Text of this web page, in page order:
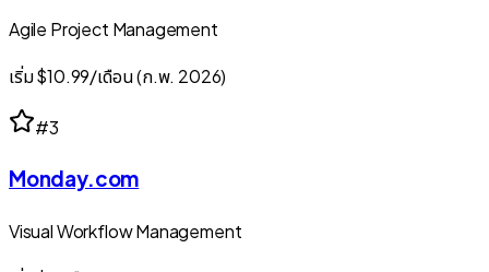
Agile Project Management
เริ่ม $10.99/เดือน (ก.พ. 2026)
#3
Monday.com
Visual Workflow Management